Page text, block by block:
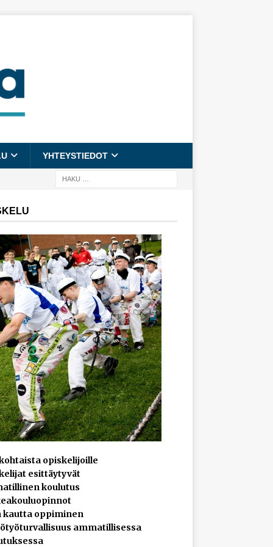
YHTEYSTIEDOT
opiskelijoille
esittäytyvät
koulutus
kautta oppiminen
ammatillisessa